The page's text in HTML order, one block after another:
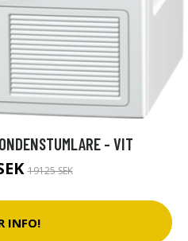
- VIT
19125 SEK
INFO!